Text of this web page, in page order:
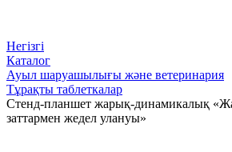
Негізгі
Каталог
Ауыл шаруашылығы және ветеринария
Тұрақты таблеткалар
Стенд-планшет жарық-динамикалық
заттармен жедел улануы»